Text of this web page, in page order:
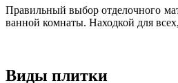
Правильный выбор отделочного
ванной комнаты. Находкой для
Виды плитки